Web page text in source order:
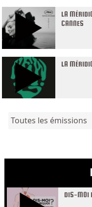
LA
CANNES
LA
Toutes les émissions
DIS-MOI